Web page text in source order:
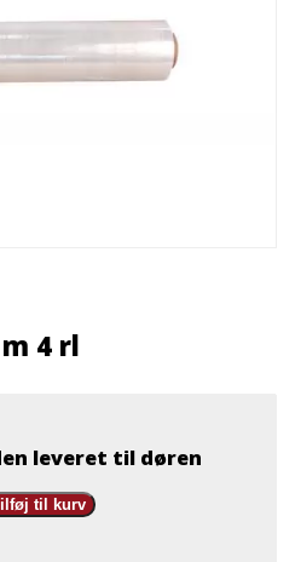
4 rl
leveret til døren
til kurv